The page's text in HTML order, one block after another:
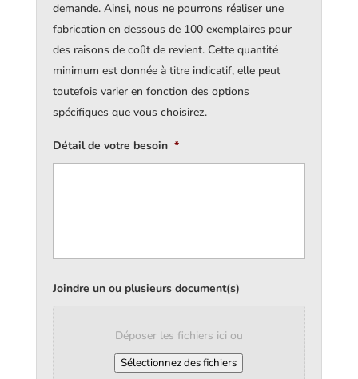
demande. Ainsi, nous ne pourrons réaliser une
fabrication en dessous de 100 exemplaires pour
des raisons de coût de revient. Cette quantité
minimum est donnée à titre indicatif, elle peut
toutefois varier en fonction des options
spécifiques que vous choisirez.
Détail de votre besoin *
Joindre un ou plusieurs document(s)
Déposer les fichiers ici ou
Sélectionnez des fichiers